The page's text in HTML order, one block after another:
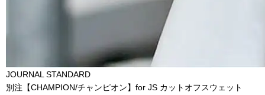
JOURNAL STANDARD
別注【CHAMPION/チャンピオン】for JS カットオフスウェット